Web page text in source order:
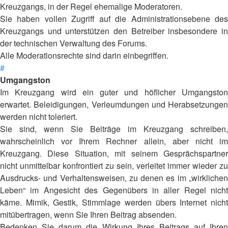
Kreuzgangs, in der Regel ehemalige Moderatoren.
Sie haben vollen Zugriff auf die Administrationsebene des
Kreuzgangs und unterstützen den Betreiber insbesondere in
der technischen Verwaltung des Forums.
Alle Moderationsrechte sind darin einbegriffen.
#
Umgangston
Im Kreuzgang wird ein guter und höflicher Umgangston
erwartet. Beleidigungen, Verleumdungen und Herabsetzungen
werden nicht toleriert.
Sie sind, wenn Sie Beiträge im Kreuzgang schreiben,
wahrscheinlich vor Ihrem Rechner allein, aber nicht im
Kreuzgang. Diese Situation, mit seinem Gesprächspartner
nicht unmittelbar konfrontiert zu sein, verleitet immer wieder zu
Ausdrucks- und Verhaltensweisen, zu denen es im „wirklichen
Leben“ im Angesicht des Gegenübers in aller Regel nicht
käme. Mimik, Gestik, Stimmlage werden übers Internet nicht
mitübertragen, wenn Sie Ihren Beitrag absenden.